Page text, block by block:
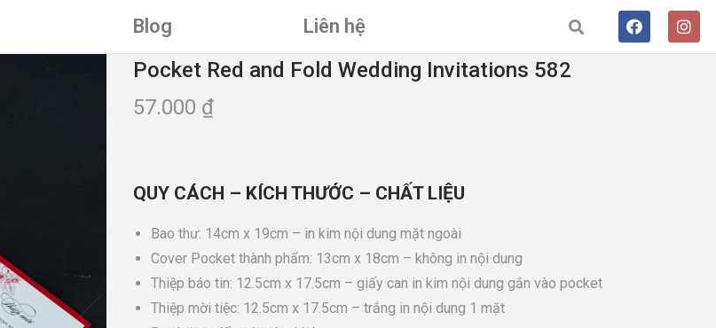
Blog Liên hệ
Pocket Red and Fold Wedding Invitations 582
57.000 ₫
QUY CÁCH – KÍCH THƯỚC – CHẤT LIỆU
Bao thư: 14cm x 19cm – in kim nội dung mặt ngoài
Cover Pocket thành phẩm: 13cm x 18cm – không in nội dung
Thiệp báo tin: 12.5cm x 17.5cm – giấy can in kim nội dung gắn vào pocket
Thiệp mời tiệc: 12.5cm x 17.5cm – trắng in nội dung 1 mặt